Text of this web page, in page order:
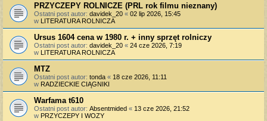
PRZYCZEPY ROLNICZE (PRL rok filmu nieznany)
Ostatni post autor: davidek_20 « 02 lip 2026, 15:45
w LITERATURA ROLNICZA
Ursus 1604 cena w 1980 r. + inny sprzęt rolniczy
Ostatni post autor: davidek_20 « 24 cze 2026, 7:19
w LITERATURA ROLNICZA
MTZ
Ostatni post autor: tonda « 18 cze 2026, 11:11
w RADZIECKIE CIĄGNIKI
Warfama t610
Ostatni post autor: Absentmided « 13 cze 2026, 21:52
w PRZYCZEPY I WOZY